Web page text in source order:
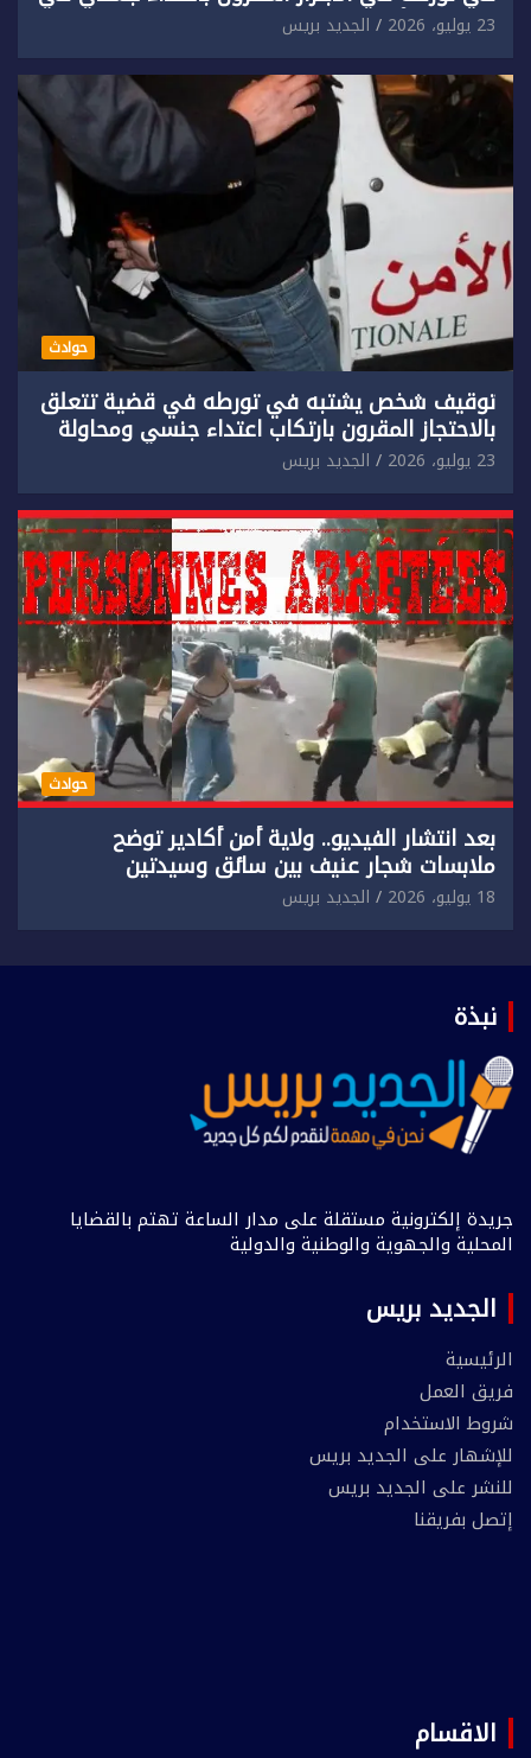
حق سائح أجنبي.
23 يوليو، 2026 الجديد بريس
حوادث
توقيف شخص يشتبه في تورطه في قضية تتعلق
بالاحتجاز المقرون بارتكاب اعتداء جنسي ومحاولة
إضرام النار عمدا.
23 يوليو، 2026 الجديد بريس
حوادث
بعد انتشار الفيديو.. ولاية أمن أكادير توضح
ملابسات شجار عنيف بين سائق وسيدتين
18 يوليو، 2026 الجديد بريس
نبذة
جريدة إلكترونية مستقلة على مدار الساعة تهتم بالقضايا
المحلية والجهوية والوطنية والدولية
الجديد بريس
الرئيسية
فريق العمل
شروط الاستخدام
للإشهار على الجديد بريس
للنشر على الجديد بريس
إتصل بفريقنا
الاقسام